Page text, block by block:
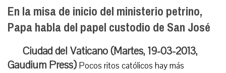
En la misa de inicio del ministerio petrino,
Papa habla del papel custodio de San José
Ciudad del Vaticano (Martes, 19-03-2013,
Gaudium Press) Pocos ritos católicos hay más